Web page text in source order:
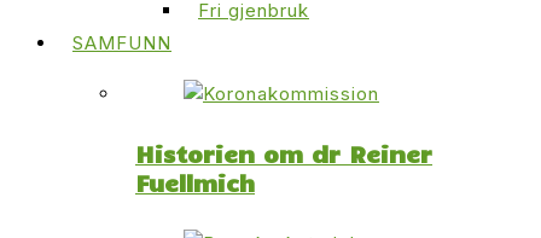
Fri gjenbruk
SAMFUNN
Historien om dr Reiner
Fuellmich